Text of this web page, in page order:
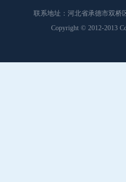
联系地址：河北省承德市双桥
Copyright © 2012-2013